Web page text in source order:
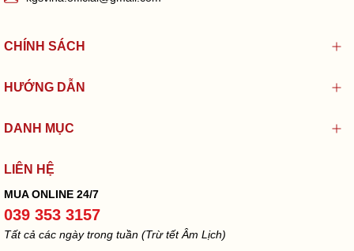
CHÍNH SÁCH
HƯỚNG DẪN
DANH MỤC
LIÊN HỆ
MUA ONLINE 24/7
039 353 3157
Tất cả các ngày trong tuần (Trừ tết Âm Lịch)